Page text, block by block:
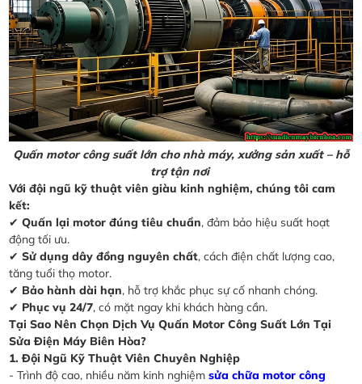
Quấn motor công suất lớn cho nhà máy, xưởng sản xuất – hỗ
trợ tận nơi
Với đội ngũ kỹ thuật viên giàu kinh nghiệm, chúng tôi cam
kết:
✔Quấn lại motor đúng tiêu chuẩn, đảm bảo hiệu suất hoạt
động tối ưu.
✔Sử dụng dây đồng nguyên chất, cách điện chất lượng cao,
tăng tuổi thọ motor.
✔ Bảo hành dài hạn, hỗ trợ khắc phục sự cố nhanh chóng.
✔ Phục vụ 24/7, có mặt ngay khi khách hàng cần.
Tại Sao Nên Chọn Dịch Vụ Quấn Motor Công Suất Lớn Tại
Sửa Điện Máy Biên Hòa?
1. Đội Ngũ Kỹ Thuật Viên Chuyên Nghiệp
- Trình độ cao, nhiều năm kinh nghiệmsửa chữa motor công